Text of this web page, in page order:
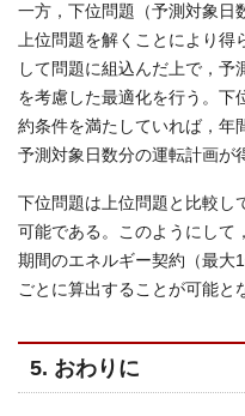
一方，下位問題（予測対象日
上位問題を解くことにより
して問題に組込んだ上で，予
を考慮した最適化を行う。下
約条件を満たしていれば，年
予測対象日数分の運転計画が
下位問題は上位問題と比較し
可能である。このようにして
期間のエネルギー契約（最大
ごとに算出することが可能と
5. おわりに